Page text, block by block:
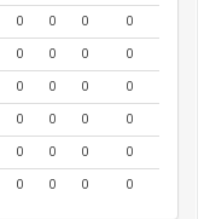
0 0 0
0
0 0 0
0
0 0 0
0
0 0 0
0
0 0 0
0
0 0 0 0